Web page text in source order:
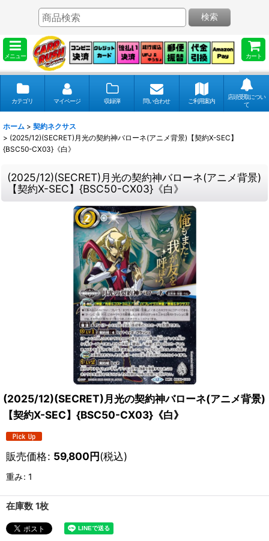
メニュー カート
検索
カテゴリ マイページ 収録弾 問い合わせ ご利用案内
店頭受取につい
て
ホーム > 契約ネクサス
> (2025/12)(SECRET)月光の契約神バローネ(アニメ背景)【契約X-SEC】
{BSC50-CX03}《白》
(2025/12)(SECRET)月光の契約神バローネ(アニメ背景)
【契約X-SEC】{BSC50-CX03}《白》
(2025/12)(SECRET)月光の契約神バローネ(アニメ背景)
【契約X-SEC】{BSC50-CX03}《白》
販売価格: 59,800円(税込)
重み: 1
在庫数 1枚